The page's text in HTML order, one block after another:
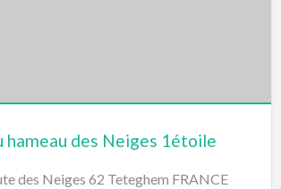
hameau des Neiges 1étoile
des Neiges 62 Teteghem FRANCE